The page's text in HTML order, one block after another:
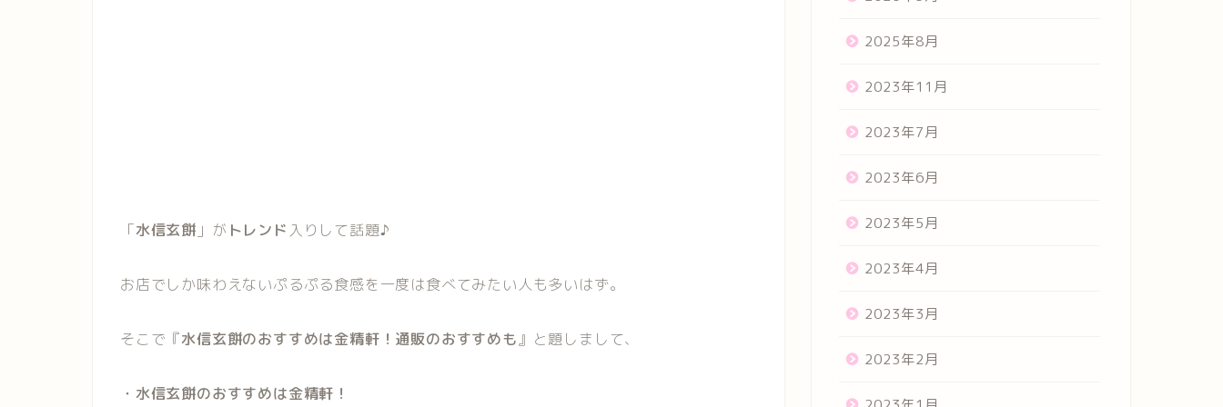
「水信玄餅 」が トレンド 入りして話題♪
お店でしか味わえないぷるぷる食感を一度は食べてみたい人も多いはず。
そこで『水信玄餅のおすすめは金精軒！通販のおすすめも』と題しまして、
・水信玄餅のおすすめは金精軒！
2025年8月
2023年11月
2023年7月
2023年6月
2023年5月
2023年4月
2023年3月
2023年2月